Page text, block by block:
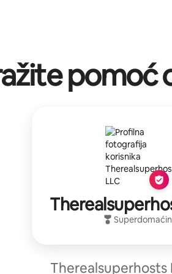
pomoć
Superdomaćin
Therealsuperhosts